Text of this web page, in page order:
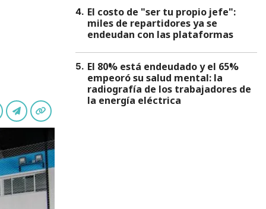
4. El costo de "ser tu propio jefe":
miles de repartidores ya se
endeudan con las plataformas
5. El 80% está endeudado y el 65%
empeoró su salud mental: la
radiografía de los trabajadores de
la energía eléctrica